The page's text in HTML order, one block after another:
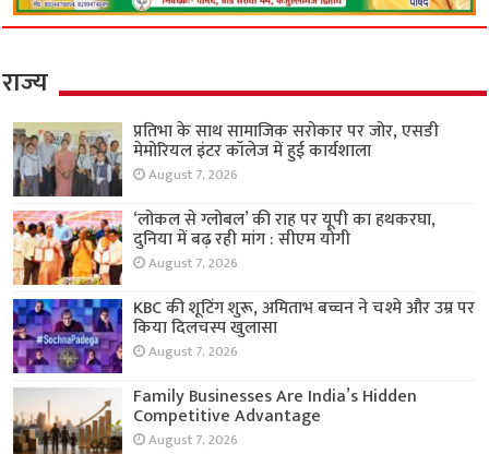
राज्य
प्रतिभा के साथ सामाजिक सरोकार पर जोर, एसडी
मेमोरियल इंटर कॉलेज में हुई कार्यशाला
August 7, 2026
‘लोकल से ग्लोबल’ की राह पर यूपी का हथकरघा,
दुनिया में बढ़ रही मांग : सीएम योगी
August 7, 2026
KBC की शूटिंग शुरू, अमिताभ बच्चन ने चश्मे और उम्र पर
किया दिलचस्प खुलासा
August 7, 2026
Family Businesses Are India’s Hidden
Competitive Advantage
August 7, 2026